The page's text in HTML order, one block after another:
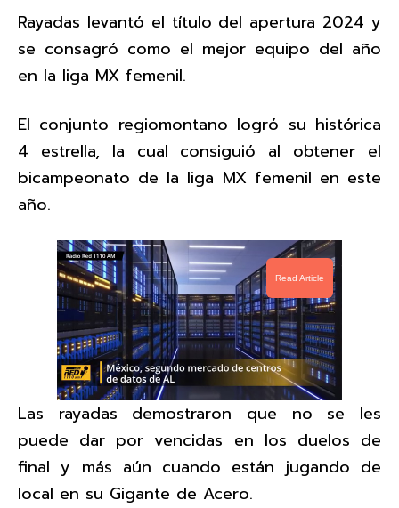
Rayadas levantó el título del apertura 2024 y
se consagró como el mejor equipo del año
en la liga MX femenil.
El conjunto regiomontano logró su histórica
4 estrella, la cual consiguió al obtener el
bicampeonato de la liga MX femenil en este
año.
Read Article
Las rayadas demostraron que no se les
puede dar por vencidas en los duelos de
final y más aún cuando están jugando de
local en su Gigante de Acero.